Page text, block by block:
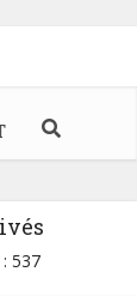
537